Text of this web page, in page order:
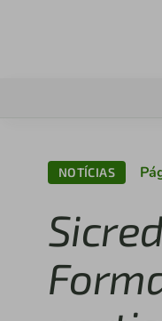
NOTÍCIAS